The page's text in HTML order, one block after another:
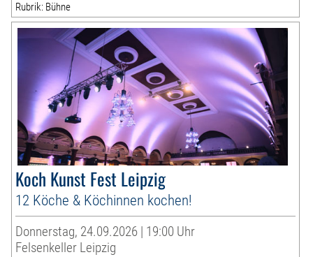
Rubrik: Bühne
Koch Kunst Fest Leipzig
12 Köche & Köchinnen kochen!
Donnerstag, 24.09.2026 | 19:00 Uhr
Felsenkeller Leipzig